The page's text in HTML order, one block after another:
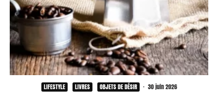
LIFESTYLE LIVRES OBJETS DE DÉSIR · 30 juin 2026